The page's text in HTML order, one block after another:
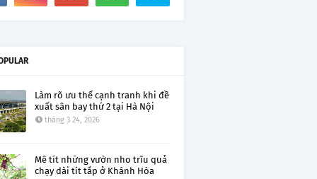
Làm rõ ưu thế cạnh tranh khi đề
xuất sân bay thứ 2 tại Hà Nội
tháng 3 24, 2026
Mê tít những vườn nho trĩu quả
chạy dài tít tắp ở Khánh Hòa